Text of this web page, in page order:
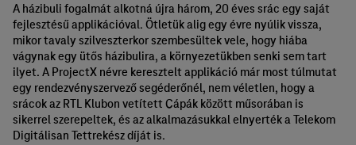
A házibuli fogalmát alkotná újra három, 20 éves srác egy saját
fejlesztésű applikációval. Ötletük alig egy évre nyúlik vissza,
mikor tavaly szilveszterkor szembesültek vele, hogy hiába
vágynak egy ütős házibulira, a környezetükben senki sem tart
ilyet. A ProjectX névre keresztelt applikáció már most túlmutat
egy rendezvényszervező segéderőnél, nem véletlen, hogy a
srácok az RTL Klubon vetített Cápák között műsorában is
sikerrel szerepeltek, és az alkalmazásukkal elnyerték a Telekom
Digitálisan Tettrekész díját is.